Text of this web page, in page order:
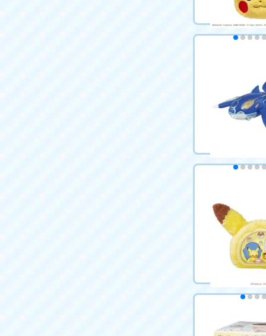
2,750円（税込）
カート
ゲンシカイオー
2,420円（税込）
カート
ポケピース ふ